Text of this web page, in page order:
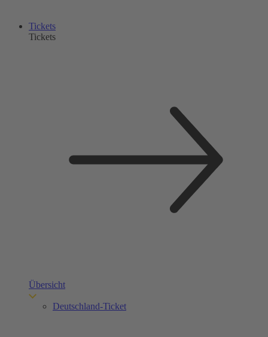
Tickets
Tickets
Übersicht
Deutschland-Ticket